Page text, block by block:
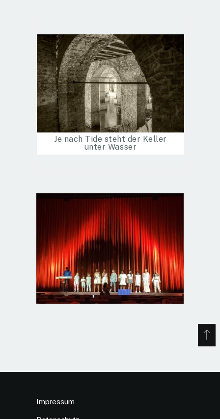
Je nach Tide steht der Keller
unter Wasser
Impressum